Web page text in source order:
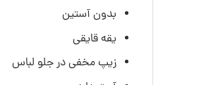
بدون آستین
یقه قایقی
زیپ مخفی در جلو لباس